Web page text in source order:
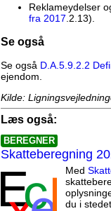
Reklameydelser
fra 2017 .2.13).
Se også
Se også D.A.5.9.2.2
ejendom.
Kilde:
Læs også:
BEREGNER
Skatteberegning
Med
du i